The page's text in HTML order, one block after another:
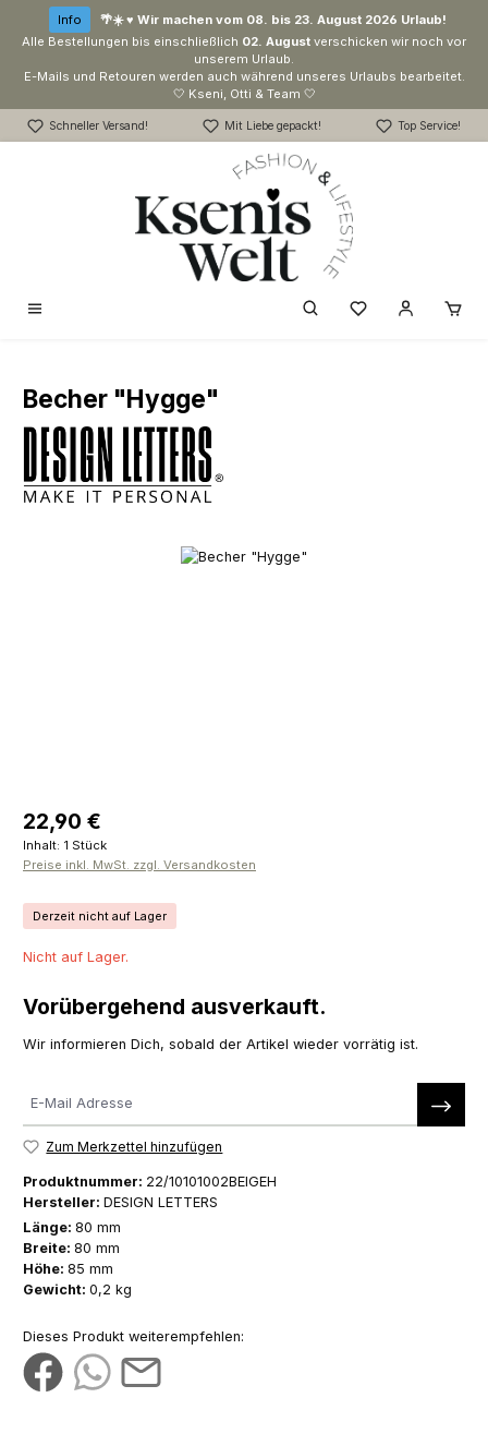
Zum Hauptinhalt springen
Info
🌴☀️ ♥ Wir machen vom 08. bis 23. August 2026 Urlaub!
Alle Bestellungen bis einschließlich 02. August verschicken wir noch vor
unserem Urlaub.
E-Mails und Retouren werden auch während unseres Urlaubs bearbeitet.
🤍 Kseni, Otti & Team 🤍
Schneller Versand! Mit Liebe gepackt! Top Service!
Du hast 0
Becher "Hygge"
Bildergalerie überspringen
Regulärer Preis:
22,90 €
Inhalt: 1 Stück
Preise inkl. MwSt. zzgl. Versandkosten
Derzeit nicht auf Lager
Nicht auf Lager.
Vorübergehend ausverkauft.
Wir informieren Dich, sobald der Artikel wieder vorrätig ist.
Zum Merkzettel hinzufügen
Produktnummer: 22/10101002BEIGEH
Hersteller: DESIGN LETTERS
Länge: 80 mm
Breite: 80 mm
Höhe: 85 mm
Gewicht: 0,2 kg
Dieses Produkt weiterempfehlen: